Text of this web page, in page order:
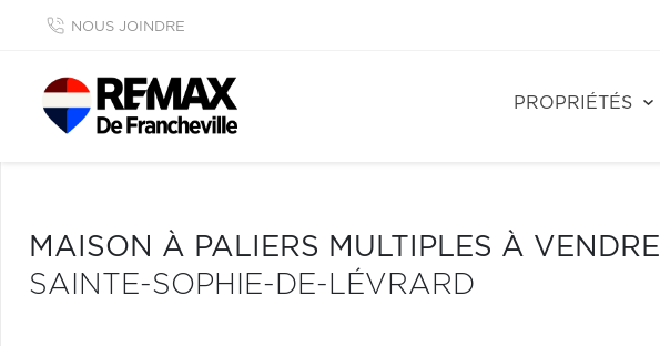
NOUS JOINDRE
PROPRIÉTÉS
MAISON À PALIERS MULTIPLES À VENDRE
SAINTE-SOPHIE-DE-LÉVRARD